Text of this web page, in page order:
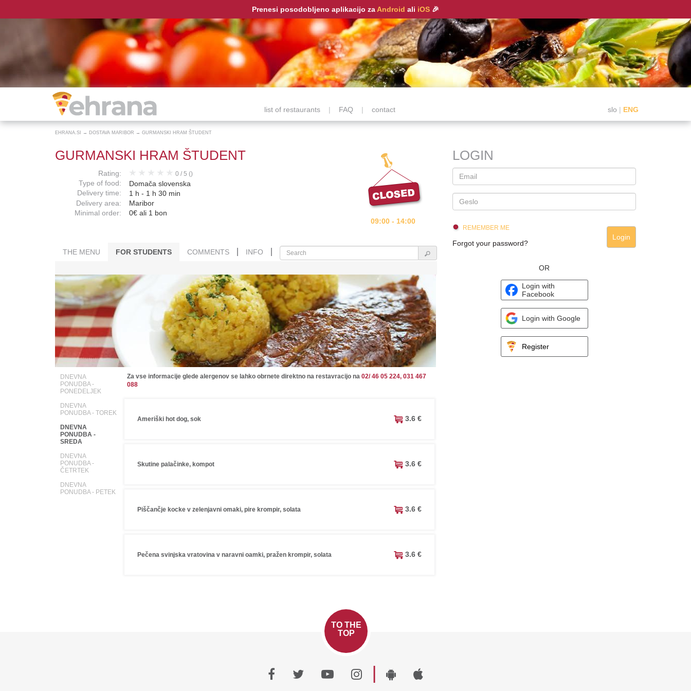
Prenesi posodobljeno aplikacijo za Android ali iOS 🎉
list of restaurants | FAQ | contact slo | ENG
EHRANA.SI → DOSTAVA MARIBOR → GURMANSKI HRAM ŠTUDENT
09:00 - 14:00
GURMANSKI HRAM ŠTUDENT
Rating:
Type of food:
Delivery time:
0 /5 ()
Domača slovenska
1 h - 1 h 30 min
Delivery area:
Maribor
Minimal order:
0€ ali 1 bon
THE MENU FOR STUDENTS COMMENTS INFO
DNEVNA
PONUDBA -
PONEDELJEK
DNEVNA
PONUDBA - TOREK
DNEVNA
PONUDBA -
SREDA
DNEVNA
PONUDBA -
ČETRTEK
DNEVNA
PONUDBA - PETEK
Za vse informacije glede alergenov se lahko obrnete direktno na restavracijo na 02/ 46 05 224, 031 467
088
Ameriški hot dog, sok 3.6 €
Skutine palačinke, kompot 3.6 €
Piščančje kocke v zelenjavni omaki, pire krompir, solata 3.6 €
Pečena svinjska vratovina v naravni oamki, pražen krompir, solata 3.6 €
LOGIN
REMEMBER ME
Forgot your password?
Login
OR
Login with
Facebook
Login with Google
Register
TO THE
TOP
|